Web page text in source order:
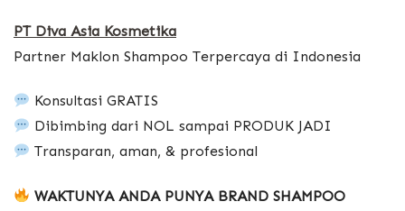
PT Diva Asia Kosmetika
Partner Maklon Shampoo Terpercaya di Indonesia
Konsultasi GRATIS
Dibimbing dari NOL sampai PRODUK JADI
Transparan, aman, & profesional
WAKTUNYA ANDA PUNYA BRAND SHAMPOO